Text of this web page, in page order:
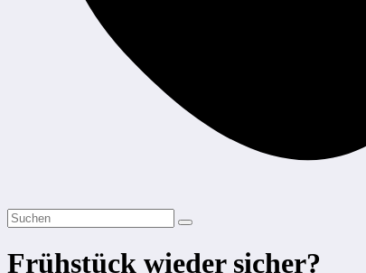
Frühstück wieder sicher?